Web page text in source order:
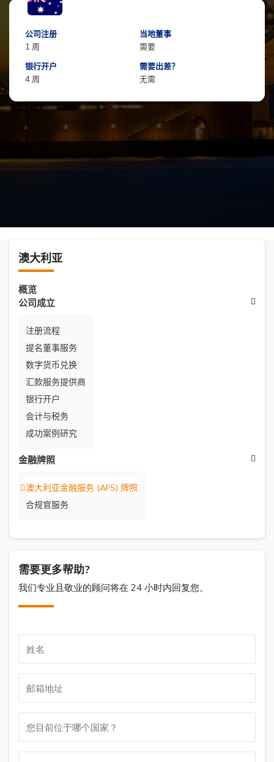
公司注册
1 周
当地董事
需要
银行开户
4 周
需要出差？
无需
澳大利亚
概览
公司成立
注册流程
提名董事服务
数字货币兑换
汇款服务提供商
银行开户
会计与税务
成功案例研究
金融牌照
澳大利亚金融服务 (AFS) 牌照
合规官服务
需要更多帮助?
我们专业且敬业的顾问将在 24 小时内回复您。